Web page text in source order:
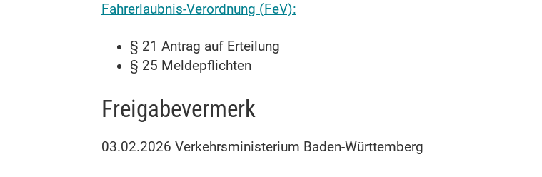
Fahrerlaubnis-Verordnung (FeV):
§ 21 Antrag auf Erteilung
§ 25 Meldepflichten
Freigabevermerk
03.02.2026 Verkehrsministerium Baden-Württemberg